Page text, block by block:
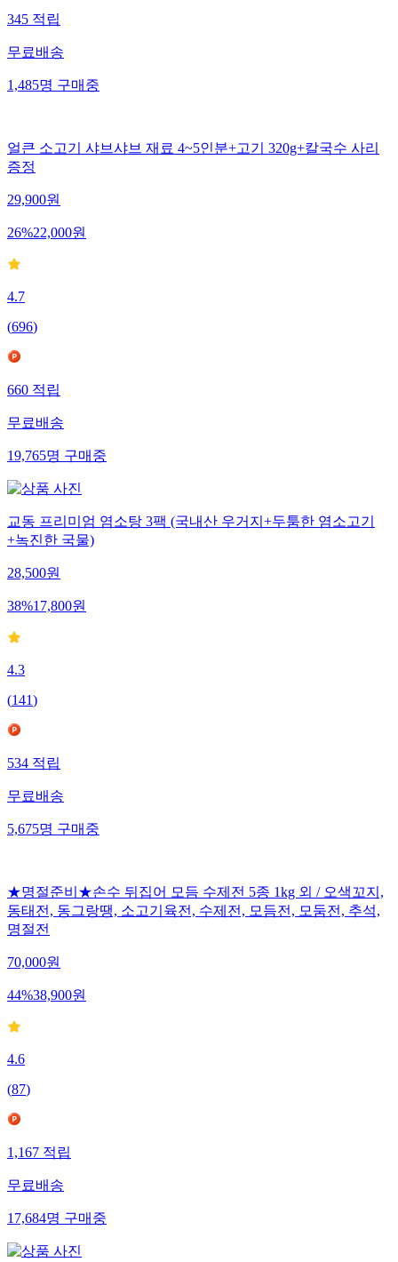
345 적립
무료배송
1,485명 구매중
얼큰 소고기 샤브샤브 재료 4~5인분+고기 320g+칼국수 사리
증정
29,900원
26%22,000원
4.7
(696)
660 적립
무료배송
19,765명 구매중
교동 프리미엄 염소탕 3팩 (국내산 우거지+두툼한 염소고기
+녹진한 국물)
28,500원
38%17,800원
4.3
(141)
534 적립
무료배송
5,675명 구매중
★명절준비★손수 뒤집어 모듬 수제전 5종 1kg 외 / 오색꼬지,
동태전, 동그랑땡, 소고기육전, 수제전, 모듬전, 모둠전, 추석,
명절전
70,000원
44%38,900원
4.6
(87)
1,167적립
무료배송
17,684명구매중